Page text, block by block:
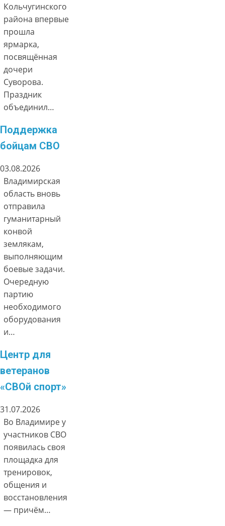
Кольчугинского
района впервые
прошла
ярмарка,
посвящённая
дочери
Суворова.
Праздник
объединил…
Поддержка
бойцам СВО
03.08.2026
Владимирская
область вновь
отправила
гуманитарный
конвой
землякам,
выполняющим
боевые задачи.
Очередную
партию
необходимого
оборудования
и…
Центр для
ветеранов
«СВОй спорт»
31.07.2026
Во Владимире у
участников СВО
появилась своя
площадка для
тренировок,
общения и
восстановления
— причём…